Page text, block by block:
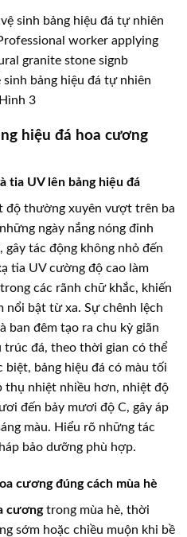
bảng hiệu đá tự nhiên
3
hiệu đá hoa cương
tia UV lên bảng hiệu đá
độ thường xuyên vượt trên ba
ngày nắng nóng đỉnh
tác động không nhỏ đến
tia UV cường độ cao làm
các rãnh chữ khắc, khiến
nổi bật từ xa. Sự chênh lệch
ban đêm tạo ra chu kỳ giãn
trúc đá, theo thời gian có thể
bảng hiệu đá có màu tối
thụ nhiệt nhiều hơn, nhiệt độ
đến bảy mươi độ C, gây áp
màu. Hiểu rõ những tác
bảo dưỡng phù hợp.
cương đúng cách mùa hè
cươngtrong mùa hè, thời
sớm hoặc chiều muộn khi bề